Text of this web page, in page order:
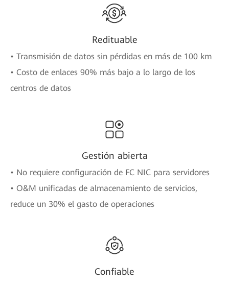
Redituable
• Transmisión de datos sin pérdidas en más de 100 km
• Costo de enlaces 90% más bajo a lo largo de los
centros de datos
Gestión abierta
• No requiere configuración de FC NIC para servidores
• O&M unificadas de almacenamiento de servicios,
reduce un 30% el gasto de operaciones
Confiable